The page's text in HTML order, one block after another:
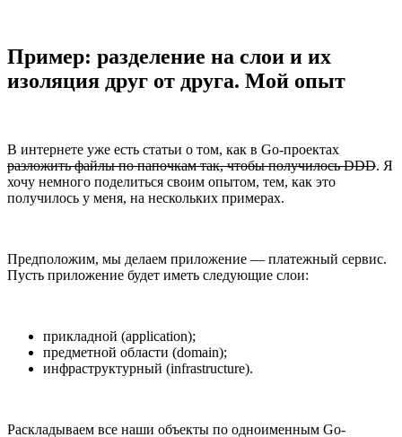
Пример: разделение на слои и их
изоляция друг от друга. Мой опыт
В интернете уже есть статьи о том, как в Go-проектах
разложить файлы по папочкам так, чтобы получилось DDD. Я
хочу немного поделиться своим опытом, тем, как это
получилось у меня, на нескольких примерах.
Предположим, мы делаем приложение — платежный сервис.
Пусть приложение будет иметь следующие слои:
прикладной (application);
предметной области (domain);
инфраструктурный (infrastructure).
Раскладываем все наши объекты по одноименным Go-